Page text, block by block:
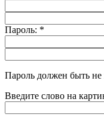
Пароль: *
Пароль должен быть
Введите слово на